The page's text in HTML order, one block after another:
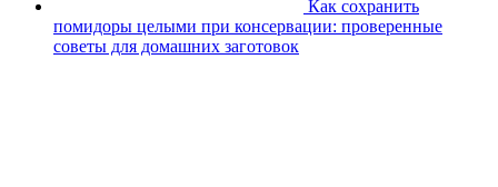
Как сохранить
помидоры целыми при консервации: проверенные
советы для домашних заготовок